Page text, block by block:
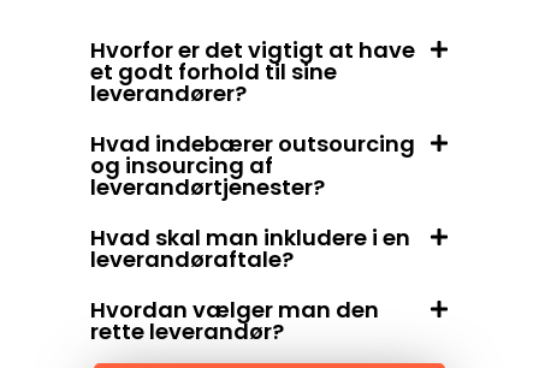
Hvorfor er det vigtigt at have
et godt forhold til sine
leverandører?
Hvad indebærer outsourcing
og insourcing af
leverandørtjenester?
Hvad skal man inkludere i en
leverandøraftale?
Hvordan vælger man den
rette leverandør?